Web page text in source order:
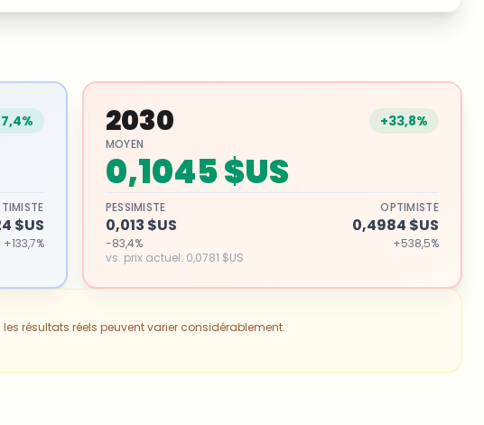
$US
+133,7%
2030 +33,8%
MOYEN
0,1045 $US
PESSIMISTE
0,013 $US
-83,4%
OPTIMISTE
0,4984 $US
+538,5%
vs. prix actuel: 0,0781 $US
résultats réels peuvent varier considérablement.